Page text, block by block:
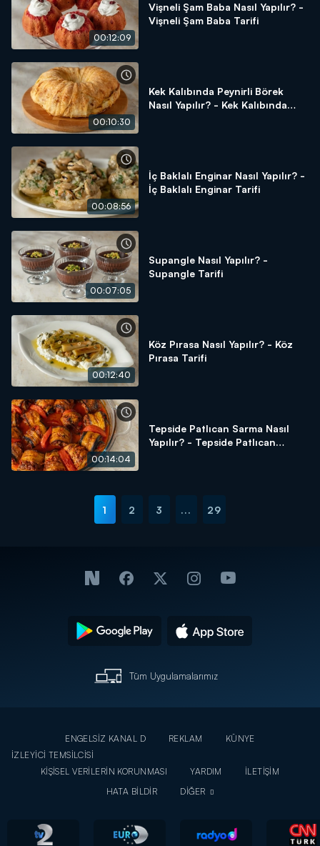
00:12:09
Vişneli Şam Baba Nasıl Yapılır? -
Vişneli Şam Baba Tarifi
00:10:30
Kek Kalıbında Peynirli Börek
Nasıl Yapılır? - Kek Kalıbında
00:08:56
İç Baklalı Enginar Nasıl Yapılır? -
İç Baklalı Enginar Tarifi
00:07:05
Supangle Nasıl Yapılır? -
Supangle Tarifi
00:12:40
Köz Pırasa Nasıl Yapılır? - Köz
Pırasa Tarifi
00:14:04
Tepside Patlıcan Sarma Nasıl
Yapılır? - Tepside Patlıcan
1 2 3 ... 29
Tüm Uygulamalarımız
ENGELSİZ KANAL D REKLAM
KÜNYE
İZLEYİCİ TEMSİLCİSİ
KİŞİSEL VERİLERİN KORUNMASI
YARDIM
İLETİŞİM
HATA BİLDİR
DİĞER